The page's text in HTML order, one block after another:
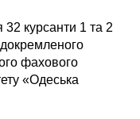
32 курсанти 1 та 2
фахового
«Одеська